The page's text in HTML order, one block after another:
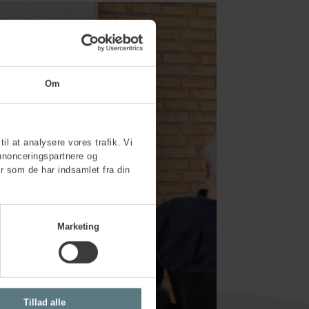
Om
at analysere vores trafik. Vi
og
som de har indsamlet fra din
Marketing
Tillad alle